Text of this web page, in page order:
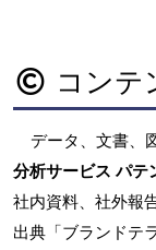
コンテ
データ、文書、
分析サービス パテ
社内資料、社外報
出典「ブランドテ